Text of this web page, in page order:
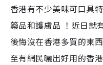
香港有不少美味可口具
藥品和護膚品 ！近日就
後悔沒在香港多買的東
至有網民曬出好用的香